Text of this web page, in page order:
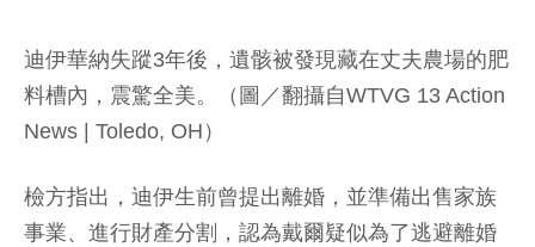
迪伊華納失蹤3年後，遺骸被發現藏在丈夫農場的肥
料槽內，震驚全美。（圖／翻攝自WTVG 13 Action
News | Toledo, OH）
檢方指出，迪伊生前曾提出離婚，並準備出售家族
事業、進行財產分割，認為戴爾疑似為了逃避離婚